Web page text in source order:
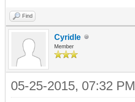
Find
Cyridle
Member
05-25-2015, 07:32 PM